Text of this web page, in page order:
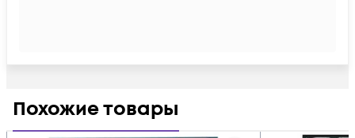
Похожие товары